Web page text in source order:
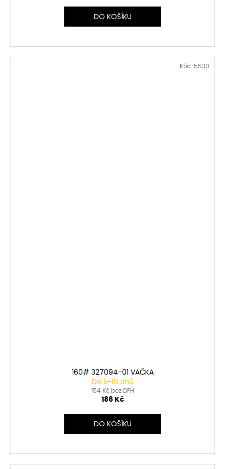
DO KOŠÍKU
160# 327094-01 VAČKA
Do 5-10 dnů
154 Kč bez DPH
186 Kč
DO KOŠÍKU
Kód: 5530